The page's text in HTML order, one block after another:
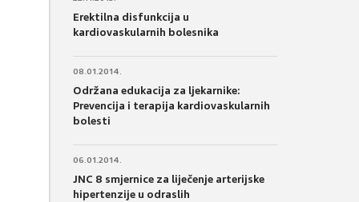
Erektilna disfunkcija u
kardiovaskularnih bolesnika
08.01.2014.
Održana edukacija za ljekarnike:
Prevencija i terapija kardiovaskularnih
bolesti
06.01.2014.
JNC 8 smjernice za liječenje arterijske
hipertenzije u odraslih